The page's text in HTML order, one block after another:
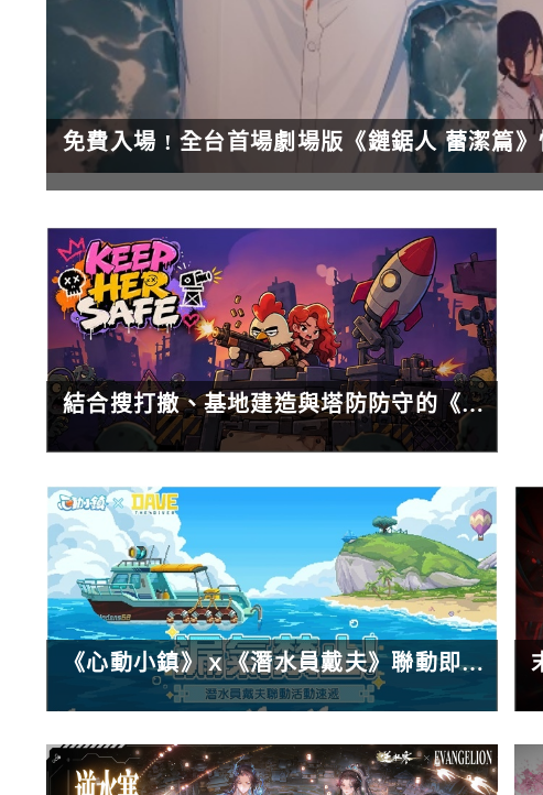
免費入場 ! 全台首場劇場版《鏈鋸人 蕾潔篇
結合搜打撤、基地建造與塔防防守的《Keep Her Safe》確定 8/14 登陸 Steam
《心動小鎮》ｘ《潛水員戴夫》聯動即將登場！潛入鯨落峽谷展開海底奇遇！